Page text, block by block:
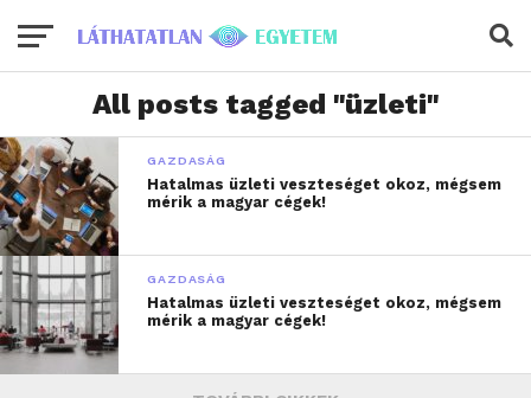
All posts tagged "üzleti"
GAZDASÁG
Hatalmas üzleti veszteséget okoz, mégsem
mérik a magyar cégek!
GAZDASÁG
Hatalmas üzleti veszteséget okoz, mégsem
mérik a magyar cégek!